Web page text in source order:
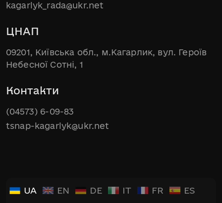
kagarlyk_rada@ukr.net
ЦНАП
09201, Київська обл., м.Кагарлик, вул. Героїв
Небесної Сотні, 1
Контакти
(04573) 6-09-83
tsnap-kagarlyk@ukr.net
UA EN DE IT FR ES